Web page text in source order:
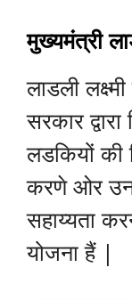
मुख्यमंत्री
लाडली
सरकार
लडकियों की
करणे ओर
सहाय्यता
योजना हैं |